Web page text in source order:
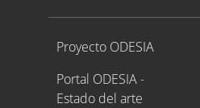
Proyecto ODESIA
Proyecto ODESIA
Portal ODESIA -
Estado del arte